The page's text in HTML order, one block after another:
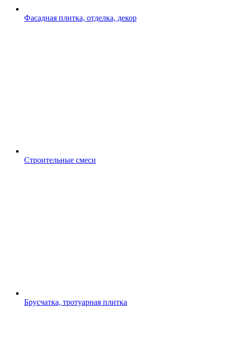
Фасадная плитка, отделка, декор
Строительные смеси
Брусчатка, тротуарная плитка